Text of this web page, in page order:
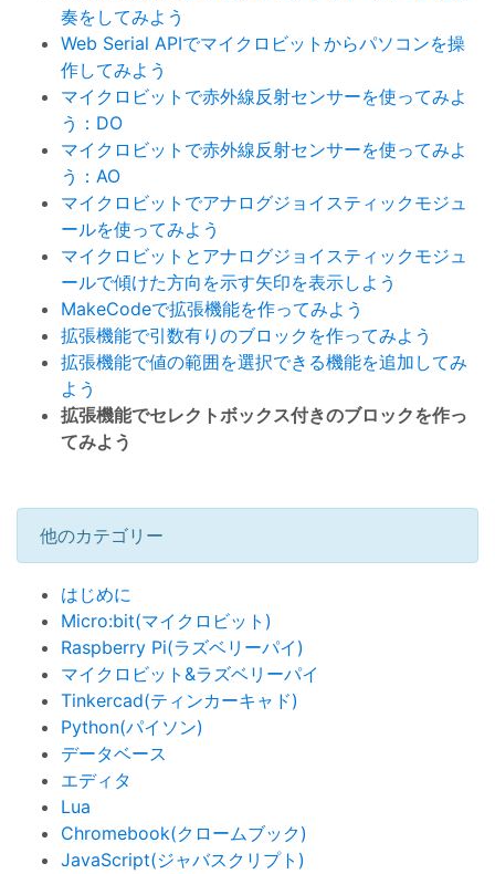
奏をしてみよう
Web Serial APIでマイクロビットからパソコンを操
作してみよう
マイクロビットで赤外線反射センサーを使ってみよ
う：DO
マイクロビットで赤外線反射センサーを使ってみよ
う：AO
マイクロビットでアナログジョイスティックモジュ
ールを使ってみよう
マイクロビットとアナログジョイスティックモジュ
ールで傾けた方向を示す矢印を表示しよう
MakeCodeで拡張機能を作ってみよう
拡張機能で引数有りのブロックを作ってみよう
拡張機能で値の範囲を選択できる機能を追加してみ
よう
拡張機能でセレクトボックス付きのブロックを作っ
てみよう
他のカテゴリー
はじめに
Micro:bit(マイクロビット)
Raspberry Pi(ラズベリーパイ)
マイクロビット&ラズベリーパイ
Tinkercad(ティンカーキャド)
Python(パイソン)
データベース
エディタ
Lua
Chromebook(クロームブック)
JavaScript(ジャバスクリプト)